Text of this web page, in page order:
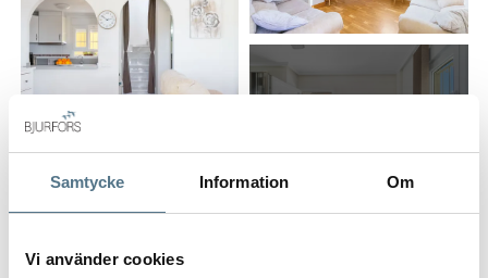
Samtycke Information Om
Vi använder cookies